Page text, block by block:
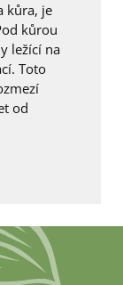
kůra, je
kůrou
ležící na
Toto
od